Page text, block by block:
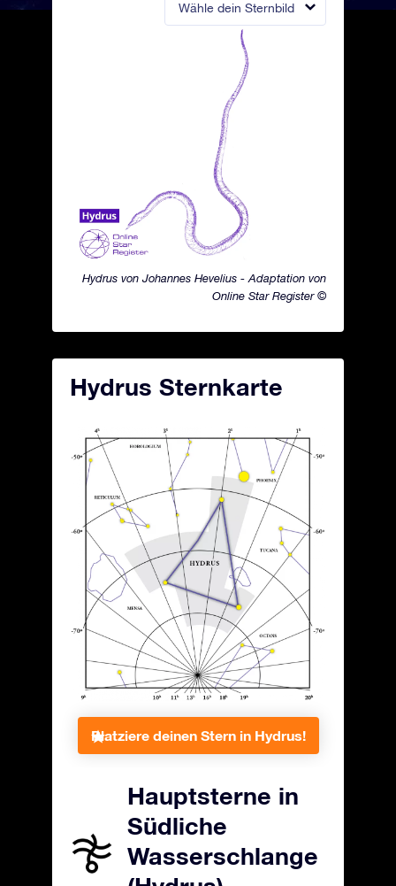
Wähle dein Sternbild
Hydrus von Johannes Hevelius - Adaptation von
Online Star Register ©
Hydrus Sternkarte
Platziere deinen Stern in Hydrus!
Hauptsterne in
Südliche
Wasserschlange